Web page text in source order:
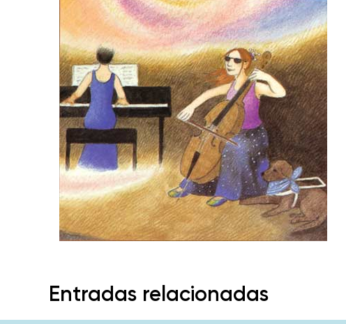
Entradas relacionadas